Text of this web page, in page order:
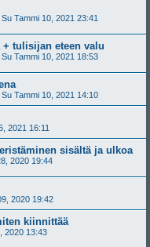
Su Tammi 10, 2021 23:41
tulisijan eteen valu
Su Tammi 10, 2021 18:53
Su Tammi 10, 2021 14:10
2021 16:11
sisältä ja ulkoa
2020 19:44
2020 19:42
kiinnittää
2020 13:43